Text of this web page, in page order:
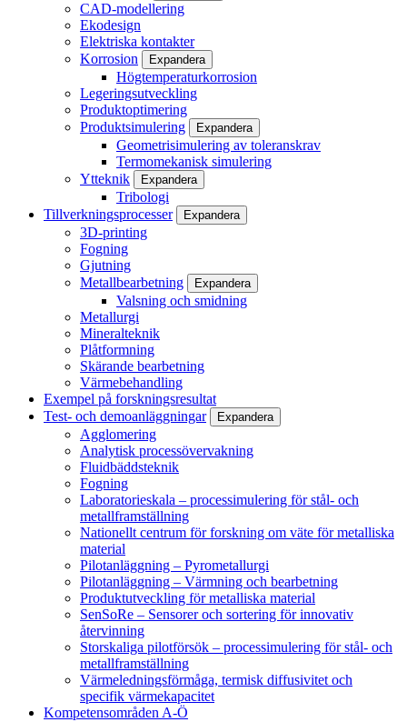
CAD-modellering
Ekodesign
Elektriska kontakter
Korrosion
Expandera
Högtemperaturkorrosion
Legeringsutveckling
Produktoptimering
Produktsimulering
Expandera
Geometrisimulering av toleranskrav
Termomekanisk simulering
Ytteknik
Expandera
Tribologi
Tillverkningsprocesser
Expandera
3D-printing
Fogning
Gjutning
Metallbearbetning
Expandera
Valsning och smidning
Metallurgi
Mineralteknik
Plåtformning
Skärande bearbetning
Värmebehandling
Exempel på forskningsresultat
Test- och demoanläggningar
Expandera
Agglomering
Analytisk processövervakning
Fluidbäddsteknik
Fogning
Laboratorieskala – processimulering för stål- och
metallframställning
Nationellt centrum för forskning om väte för metalliska
material
Pilotanläggning – Pyrometallurgi
Pilotanläggning – Värmning och bearbetning
Produktutveckling för metalliska material
SenSoRe – Sensorer och sortering för innovativ
återvinning
Storskaliga pilotförsök – processimulering för stål- och
metallframställning
Värmeledningsförmåga, termisk diffusivitet och
specifik värmekapacitet
Kompetensområden A-Ö